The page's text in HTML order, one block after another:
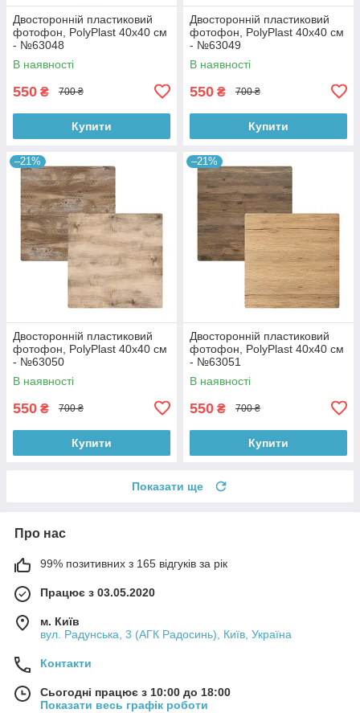
Двосторонній пластиковий
фотофон, PolyPlast 40x40 см
- №63048
В наявності
550 ₴ 700 ₴
Купити
Двосторонній пластиковий
фотофон, PolyPlast 40x40 см
- №63049
В наявності
550 ₴ 700 ₴
Купити
–21%
Двосторонній пластиковий
фотофон, PolyPlast 40x40 см
- №63050
В наявності
550 ₴ 700 ₴
Купити
–21%
Двосторонній пластиковий
фотофон, PolyPlast 40x40 см
- №63051
В наявності
550 ₴ 700 ₴
Купити
Показати ще
Про нас
99% позитивних з 165 відгуків за рік
Працює з 03.05.2020
м. Київ
вул. Радунська, 3 (АГК Радосинь), Київ, Україна
Контакти
Сьогодні працює з 10:00 до 18:00
Показати весь графік роботи